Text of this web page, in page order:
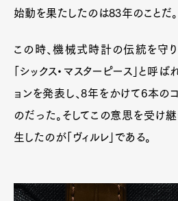
始動を果たしたのは83年のことだ。
この時、機械式時計の伝統を守
「シックス・マスターピース」と呼
ョンを発表し、8年をかけて6本の
のだった。そしてこの意思を受け
生したのが「ヴィルレ」である。